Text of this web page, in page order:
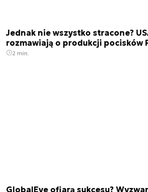
Jednak nie wszystko stracone?
rozmawiają o produkcji pocisków
2 min.
GlobalEye ofiarą sukcesu?